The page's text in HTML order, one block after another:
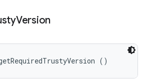
Version
()